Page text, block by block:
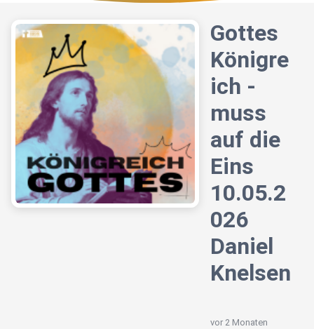
Gottes
Königre
ich -
muss
auf die
Eins
10.05.2
026
Daniel
Knelsen
vor 2 Monaten